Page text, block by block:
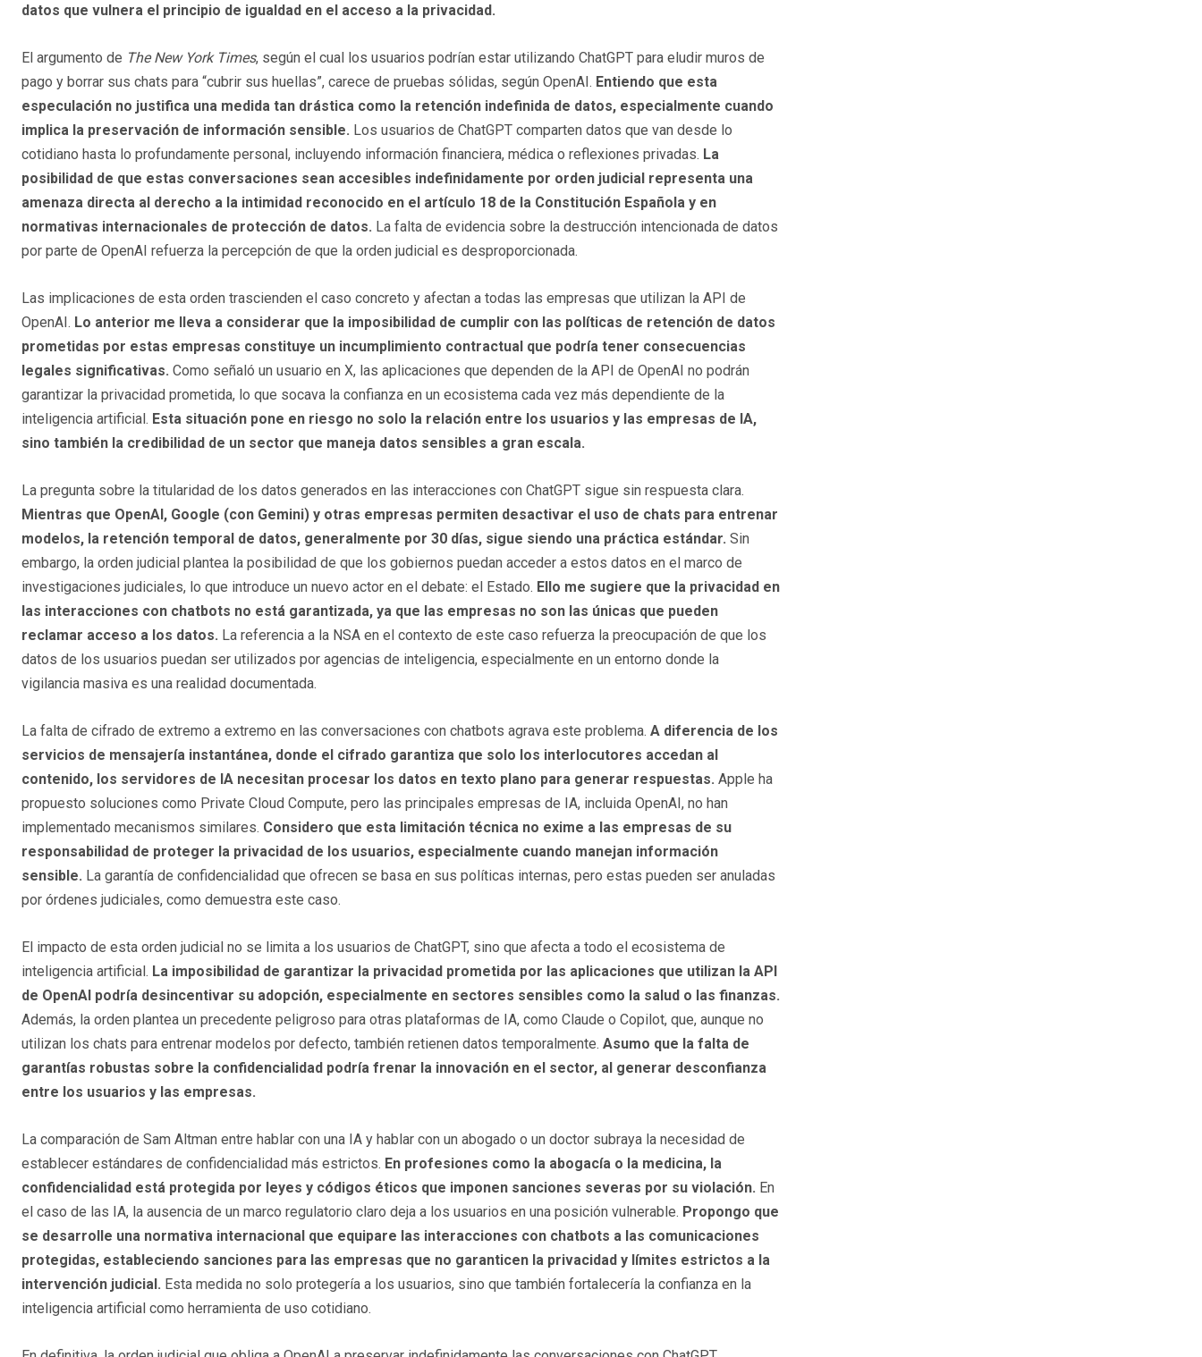
datos que vulnera el principio de igualdad en el acceso a la privacidad.
El argumento de The New York Times, según el cual los usuarios podrían estar utilizando ChatGPT para eludir muros de
pago y borrar sus chats para “cubrir sus huellas”, carece de pruebas sólidas, según OpenAI. Entiendo que esta
especulación no justifica una medida tan drástica como la retención indefinida de datos, especialmente cuando
implica la preservación de información sensible. Los usuarios de ChatGPT comparten datos que van desde lo
cotidiano hasta lo profundamente personal, incluyendo información financiera, médica o reflexiones privadas. La
posibilidad de que estas conversaciones sean accesibles indefinidamente por orden judicial representa una
amenaza directa al derecho a la intimidad reconocido en el artículo 18 de la Constitución Española y en
normativas internacionales de protección de datos. La falta de evidencia sobre la destrucción intencionada de datos
por parte de OpenAI refuerza la percepción de que la orden judicial es desproporcionada.
Las implicaciones de esta orden trascienden el caso concreto y afectan a todas las empresas que utilizan la API de
OpenAI. Lo anterior me lleva a considerar que la imposibilidad de cumplir con las políticas de retención de datos
prometidas por estas empresas constituye un incumplimiento contractual que podría tener consecuencias
legales significativas. Como señaló un usuario en X, las aplicaciones que dependen de la API de OpenAI no podrán
garantizar la privacidad prometida, lo que socava la confianza en un ecosistema cada vez más dependiente de la
inteligencia artificial. Esta situación pone en riesgo no solo la relación entre los usuarios y las empresas de IA,
sino también la credibilidad de un sector que maneja datos sensibles a gran escala.
La pregunta sobre la titularidad de los datos generados en las interacciones con ChatGPT sigue sin respuesta clara.
Mientras que OpenAI, Google (con Gemini) y otras empresas permiten desactivar el uso de chats para entrenar
modelos, la retención temporal de datos, generalmente por 30 días, sigue siendo una práctica estándar. Sin
embargo, la orden judicial plantea la posibilidad de que los gobiernos puedan acceder a estos datos en el marco de
investigaciones judiciales, lo que introduce un nuevo actor en el debate: el Estado. Ello me sugiere que la privacidad en
las interacciones con chatbots no está garantizada, ya que las empresas no son las únicas que pueden
reclamar acceso a los datos. La referencia a la NSA en el contexto de este caso refuerza la preocupación de que los
datos de los usuarios puedan ser utilizados por agencias de inteligencia, especialmente en un entorno donde la
vigilancia masiva es una realidad documentada.
La falta de cifrado de extremo a extremo en las conversaciones con chatbots agrava este problema. A diferencia de los
servicios de mensajería instantánea, donde el cifrado garantiza que solo los interlocutores accedan al
contenido, los servidores de IA necesitan procesar los datos en texto plano para generar respuestas. Apple ha
propuesto soluciones como Private Cloud Compute, pero las principales empresas de IA, incluida OpenAI, no han
implementado mecanismos similares. Considero que esta limitación técnica no exime a las empresas de su
responsabilidad de proteger la privacidad de los usuarios, especialmente cuando manejan información
sensible. La garantía de confidencialidad que ofrecen se basa en sus políticas internas, pero estas pueden ser anuladas
por órdenes judiciales, como demuestra este caso.
El impacto de esta orden judicial no se limita a los usuarios de ChatGPT, sino que afecta a todo el ecosistema de
inteligencia artificial. La imposibilidad de garantizar la privacidad prometida por las aplicaciones que utilizan la API
de OpenAI podría desincentivar su adopción, especialmente en sectores sensibles como la salud o las finanzas.
Además, la orden plantea un precedente peligroso para otras plataformas de IA, como Claude o Copilot, que, aunque no
utilizan los chats para entrenar modelos por defecto, también retienen datos temporalmente. Asumo que la falta de
garantías robustas sobre la confidencialidad podría frenar la innovación en el sector, al generar desconfianza
entre los usuarios y las empresas.
La comparación de Sam Altman entre hablar con una IA y hablar con un abogado o un doctor subraya la necesidad de
establecer estándares de confidencialidad más estrictos. En profesiones como la abogacía o la medicina, la
confidencialidad está protegida por leyes y códigos éticos que imponen sanciones severas por su violación. En
el caso de las IA, la ausencia de un marco regulatorio claro deja a los usuarios en una posición vulnerable. Propongo que
se desarrolle una normativa internacional que equipare las interacciones con chatbots a las comunicaciones
protegidas, estableciendo sanciones para las empresas que no garanticen la privacidad y límites estrictos a la
intervención judicial. Esta medida no solo protegería a los usuarios, sino que también fortalecería la confianza en la
inteligencia artificial como herramienta de uso cotidiano.